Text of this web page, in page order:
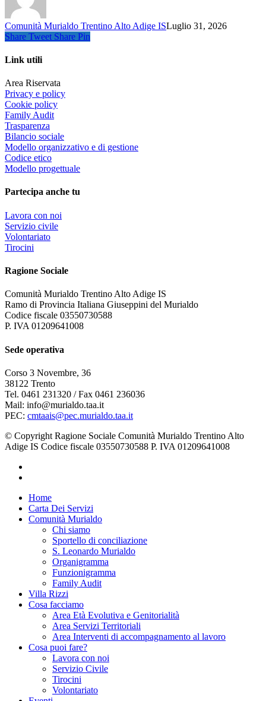
Comunità Murialdo Trentino Alto Adige ISLuglio 31, 2026
Share Tweet Share Pin
Link utili
Area Riservata
Privacy e policy
Cookie policy
Family Audit
Trasparenza
Bilancio sociale
Modello organizzativo e di gestione
Codice etico
Modello progettuale
Partecipa anche tu
Lavora con noi
Servizio civile
Volontariato
Tirocini
Ragione Sociale
Comunità Murialdo Trentino Alto Adige IS
Ramo di Provincia Italiana Giuseppini del Murialdo
Codice fiscale 03550730588
P. IVA 01209641008
Sede operativa
Corso 3 Novembre, 36
38122 Trento
Tel. 0461 231320 / Fax 0461 236036
Mail: info@murialdo.taa.it
PEC: cmtaais@pec.murialdo.taa.it
© Copyright Ragione Sociale Comunità Murialdo Trentino Alto
Adige IS Codice fiscale 03550730588 P. IVA 01209641008
Close
Menu
Home
Carta Dei Servizi
Comunità Murialdo
Chi siamo
Sportello di conciliazione
S. Leonardo Murialdo
Organigramma
Funzionigramma
Family Audit
Villa Rizzi
Cosa facciamo
Area Età Evolutiva e Genitorialità
Area Servizi Territoriali
Area Interventi di accompagnamento al lavoro
Cosa puoi fare?
Lavora con noi
Servizio Civile
Tirocini
Volontariato